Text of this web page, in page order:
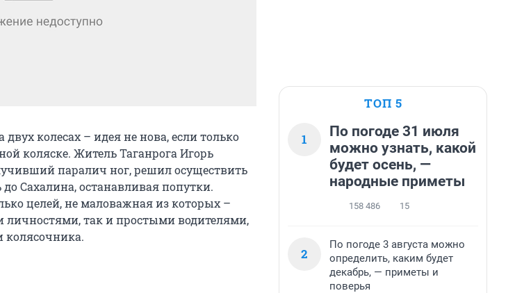
колесах – идея не нова, если только
коляске. Житель Таганрога Игорь
паралич ног, решил осуществить
Сахалина, останавливая попутки.
целей, не маловажная из которых –
личностями, так и простыми водителями,
колясочника.
ТОП 5
1
По погоде 31 июля
можно узнать, какой
будет осень, —
народные приметы
158 486 15
2
По погоде 3 августа можно
определить, каким будет
декабрь, — приметы и
поверья